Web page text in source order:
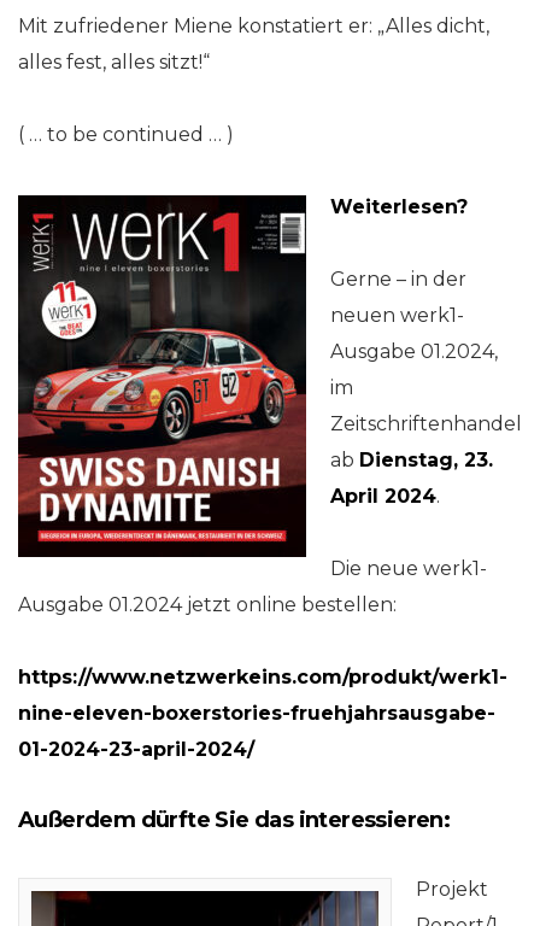
Mit zufriedener Miene konstatiert er: „Alles dicht,
alles fest, alles sitzt!“
( … to be continued … )
Weiterlesen?
Gerne – in der
neuen werk1-
Ausgabe 01.2024,
im
Zeitschriftenhandel
ab Dienstag, 23.
April 2024.
Die neue werk1-
Ausgabe 01.2024 jetzt online bestellen:
https://www.netzwerkeins.com/produkt/werk1-
nine-eleven-boxerstories-fruehjahrsausgabe-
01-2024-23-april-2024/
Außerdem dürfte Sie das interessieren:
Projekt